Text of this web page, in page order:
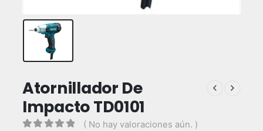
Atornillador De
Impacto TD0101
( No hay valoraciones aún. )